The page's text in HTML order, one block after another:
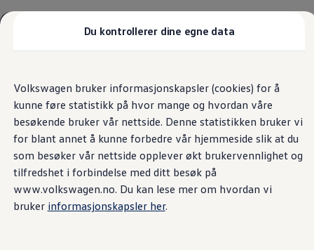
Du kontrollerer dine egne data
Volkswagen bruker informasjonskapsler (cookies) for å
kunne føre statistikk på hvor mange og hvordan våre
besøkende bruker vår nettside. Denne statistikken bruker vi
for blant annet å kunne forbedre vår hjemmeside slik at du
som besøker vår nettside opplever økt brukervennlighet og
tilfredshet i forbindelse med ditt besøk på
www.volkswagen.no. Du kan lese mer om hvordan vi
bruker informasjonskapsler her.
hovedinnhold
til
footer
Tilbehør
ID. Buzz GTX Lang Varebil
Kampanjer
ID. Polo
ID.3
ID.3 Neo
ID.4
ID.7 Tourer
Våre varebiler
Prislister
Kampanjer
ID. Buzz Cargo
Fast lavpris på 5+
Originalservice
Møller Bil Lillehammer AS er ansvarlig for innholdet på denne siden.
Personvernerklæring)